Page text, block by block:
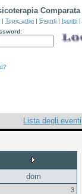
Comparata
| Topic attivi | Eventi | Iscritti |
Lista degli eventi
dom
3